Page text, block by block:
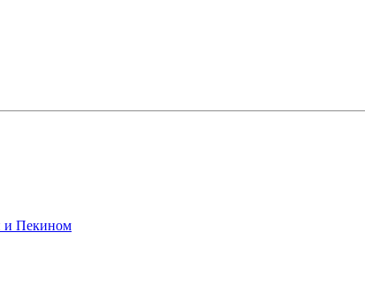
и Пекином